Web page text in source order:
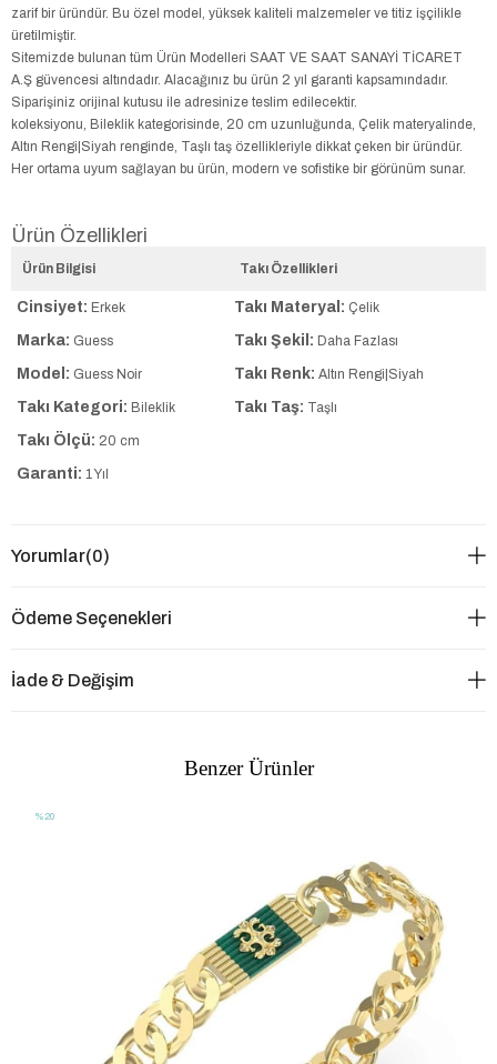
zarif bir üründür. Bu özel model, yüksek kaliteli malzemeler ve titiz işçilikle
üretilmiştir.
Sitemizde bulunan tüm Ürün Modelleri SAAT VE SAAT SANAYİ TİCARET
A.Ş güvencesi altındadır. Alacağınız bu ürün 2 yıl garanti kapsamındadır.
Siparişiniz orijinal kutusu ile adresinize teslim edilecektir.
koleksiyonu, Bileklik kategorisinde, 20 cm uzunluğunda, Çelik materyalinde,
Altın Rengi|Siyah renginde, Taşlı taş özellikleriyle dikkat çeken bir üründür.
Her ortama uyum sağlayan bu ürün, modern ve sofistike bir görünüm sunar.
Ürün Özellikleri
Ürün Bilgisi Takı Özellikleri
Cinsiyet: Erkek Takı Materyal: Çelik
Marka: Guess Takı Şekil: Daha Fazlası
Model: Guess Noir Takı Renk: Altın Rengi|Siyah
Takı Kategori: Bileklik Takı Taş: Taşlı
Takı Ölçü: 20 cm
Garanti: 1 Yıl
Yorumlar(0)
Ödeme Seçenekleri
İade & Değişim
Benzer Ürünler
%20